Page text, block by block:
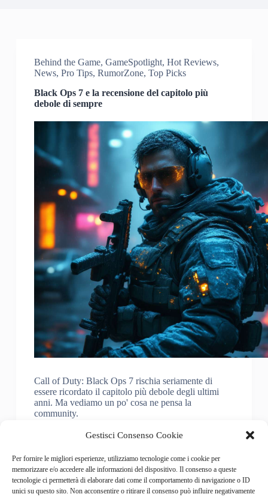
Gestisci Consenso Cookie
Per fornire le migliori esperienze, utilizziamo tecnologie come i cookie per
memorizzare e/o accedere alle informazioni del dispositivo. Il consenso a queste
tecnologie ci permetterà di elaborare dati come il comportamento di navigazione o ID
unici su questo sito. Non acconsentire o ritirare il consenso può influire negativamente
Behind the Game, GameSpotlight, Hot Reviews,
News, Pro Tips, RumorZone, Top Picks
Black Ops 7 e la recensione del capitolo più
debole di sempre
Call of Duty: Black Ops 7 rischia seriamente di
essere ricordato il capitolo più debole degli ultimi
anni. Ma vediamo un po' cosa ne pensa la
community.
Francesco Manni 21 Novembre 2025